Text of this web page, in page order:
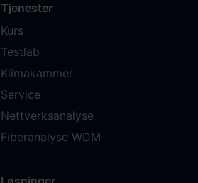
Tjenester
Kurs
Testlab
Klimakammer
Service
Nettverksanalyse
Fiberanalyse WDM